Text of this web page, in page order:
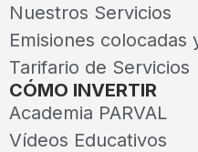
Nuestros Servicios
Emisiones colocadas
Tarifario de Servicios
CÓMO INVERTIR
Academia PARVAL
Vídeos Educativos